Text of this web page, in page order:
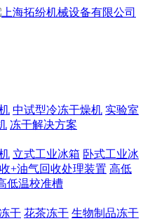
中试型冷冻干燥机 实验室
冻干解决方案
立式工业冰箱 卧式工业冰
+油气回收处理装置 高低
低温校准槽
干 花茶冻干 生物制品冻干